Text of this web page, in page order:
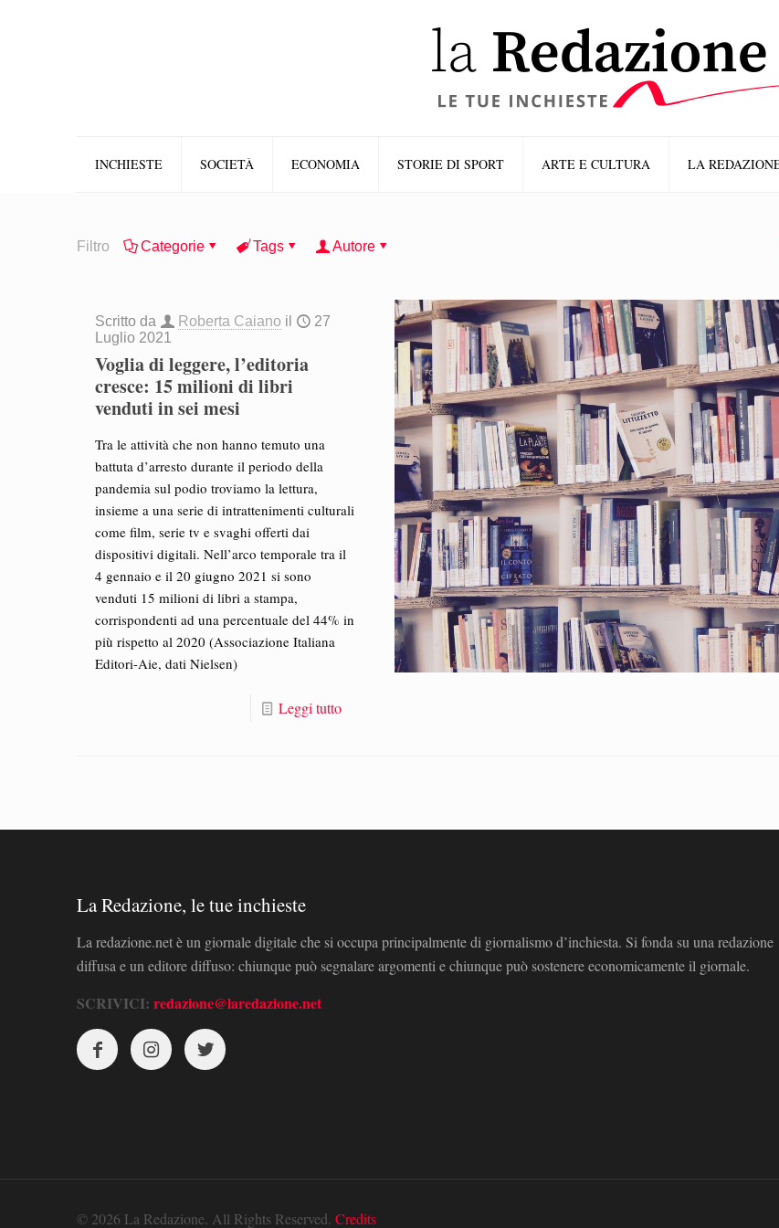
INCHIESTE SOCIETÀ ECONOMIA STORIE DI SPORT ARTE E CULTURA LA
Filtro Categorie Tags Autore
Scritto da Roberta Caiano il
27
Luglio 2021
Voglia di leggere, l’editoria
cresce: 15 milioni di libri
venduti in sei mesi
Tra le attività che non hanno temuto una
battuta d’arresto durante il periodo della
pandemia sul podio troviamo la lettura,
insieme a una serie di intrattenimenti culturali
come film, serie tv e svaghi offerti dai
dispositivi digitali. Nell’arco temporale tra il
4 gennaio e il 20 giugno 2021 si sono
venduti 15 milioni di libri a stampa,
corrispondenti ad una percentuale del 44% in
più rispetto al 2020 (Associazione Italiana
Editori-Aie, dati Nielsen)
Leggi tutto
La Redazione, le tue inchieste
La redazione.net è un giornale digitale che si occupa principalmente di giornalismo d’inchiesta. Si fonda su una redazione
diffusa e un editore diffuso: chiunque può segnalare argomenti e chiunque può sostenere economicamente il giornale.
SCRIVICI: redazione@laredazione.net
© 2026 La Redazione. All Rights Reserved. Credits